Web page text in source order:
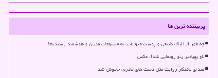
پربیننده ترین ها
چه طور از الیاف طبیعی و پوست حیوانات، به منسوجات مدرن و هوشمند رسیدیم؟
ناو پهپادبر رنو رونمایی شد!، عکس
صدای ماندگار روایت مثل دست های مادرم، خاموش شد